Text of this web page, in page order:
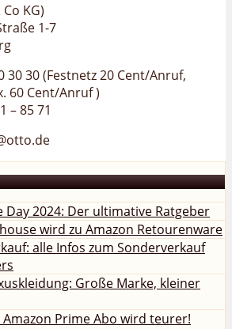
KG)
1-7
30 30 (Festnetz 20 Cent/Anruf,
60 Cent/Anruf )
– 85 71
Day 2024: Der ultimative Ratgeber
wird zu Amazon Retourenware
alle Infos zum Sonderverkauf
Große Marke, kleiner
Amazon Prime Abo wird teurer!